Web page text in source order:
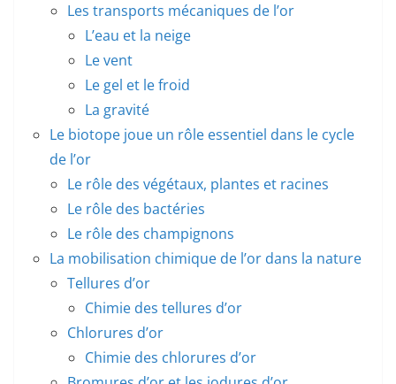
Les transports mécaniques de l’or
L’eau et la neige
Le vent
Le gel et le froid
La gravité
Le biotope joue un rôle essentiel dans le cycle
de l’or
Le rôle des végétaux, plantes et racines
Le rôle des bactéries
Le rôle des champignons
La mobilisation chimique de l’or dans la nature
Tellures d’or
Chimie des tellures d’or
Chlorures d’or
Chimie des chlorures d’or